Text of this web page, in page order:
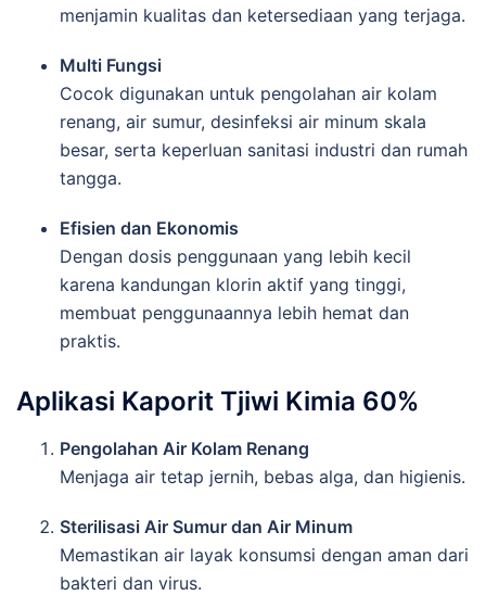
menjamin kualitas dan ketersediaan yang terjaga.
Multi Fungsi
Cocok digunakan untuk pengolahan air kolam
renang, air sumur, desinfeksi air minum skala
besar, serta keperluan sanitasi industri dan rumah
tangga.
Efisien dan Ekonomis
Dengan dosis penggunaan yang lebih kecil
karena kandungan klorin aktif yang tinggi,
membuat penggunaannya lebih hemat dan
praktis.
Aplikasi Kaporit Tjiwi Kimia 60%
Pengolahan Air Kolam Renang
Menjaga air tetap jernih, bebas alga, dan higienis.
Sterilisasi Air Sumur dan Air Minum
Memastikan air layak konsumsi dengan aman dari
bakteri dan virus.